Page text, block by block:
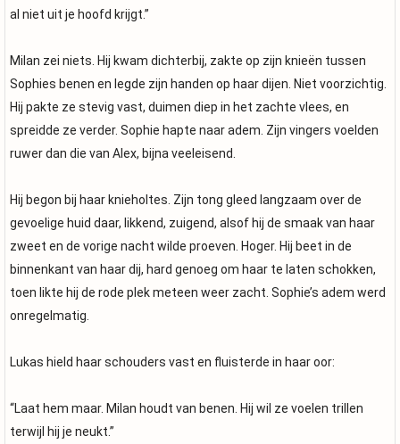
al niet uit je hoofd krijgt.”
Milan zei niets. Hij kwam dichterbij, zakte op zijn knieën tussen
Sophies benen en legde zijn handen op haar dijen. Niet voorzichtig.
Hij pakte ze stevig vast, duimen diep in het zachte vlees, en
spreidde ze verder. Sophie hapte naar adem. Zijn vingers voelden
ruwer dan die van Alex, bijna veeleisend.
Hij begon bij haar knieholtes. Zijn tong gleed langzaam over de
gevoelige huid daar, likkend, zuigend, alsof hij de smaak van haar
zweet en de vorige nacht wilde proeven. Hoger. Hij beet in de
binnenkant van haar dij, hard genoeg om haar te laten schokken,
toen likte hij de rode plek meteen weer zacht. Sophie’s adem werd
onregelmatig.
Lukas hield haar schouders vast en fluisterde in haar oor:
“Laat hem maar. Milan houdt van benen. Hij wil ze voelen trillen
terwijl hij je neukt.”